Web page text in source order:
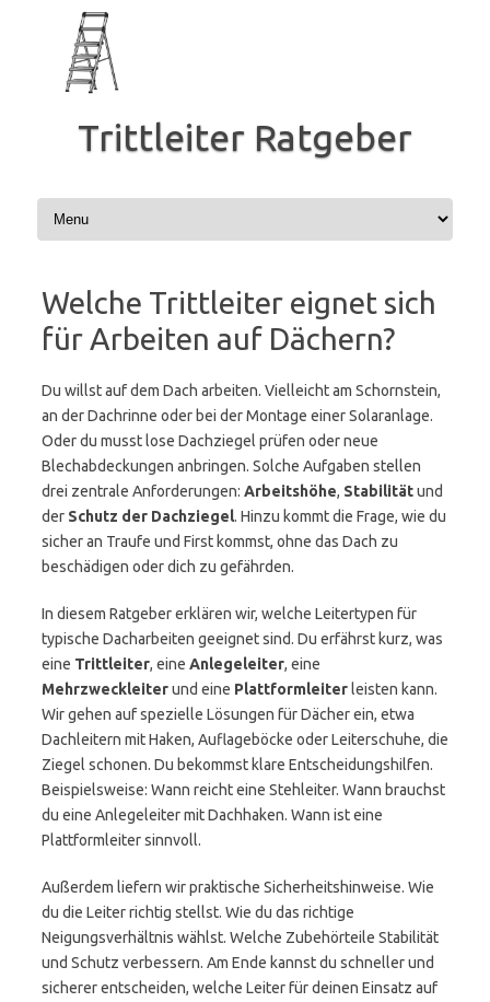
springen
Trittleiter Ratgeber
Welche Trittleiter eignet sich
für Arbeiten auf Dächern?
Du willst auf dem Dach arbeiten. Vielleicht am Schornstein,
an der Dachrinne oder bei der Montage einer Solaranlage.
Oder du musst lose Dachziegel prüfen oder neue
Blechabdeckungen anbringen. Solche Aufgaben stellen
drei zentrale Anforderungen: Arbeitshöhe, Stabilitätund
der Schutz der Dachziegel. Hinzu kommt die Frage, wie du
sicher an Traufe und First kommst, ohne das Dach zu
beschädigen oder dich zu gefährden.
In diesem Ratgeber erklären wir, welche Leitertypen für
typische Dacharbeiten geeignet sind. Du erfährst kurz, was
eine Trittleiter, eine Anlegeleiter, eine
Mehrzweckleiterund eine Plattformleiter leisten kann.
Wir gehen auf spezielle Lösungen für Dächer ein, etwa
Dachleitern mit Haken, Auflageböcke oder Leiterschuhe, die
Ziegel schonen. Du bekommst klare Entscheidungshilfen.
Beispielsweise: Wann reicht eine Stehleiter. Wann brauchst
du eine Anlegeleiter mit Dachhaken. Wann ist eine
Plattformleiter sinnvoll.
Außerdem liefern wir praktische Sicherheitshinweise. Wie
du die Leiter richtig stellst. Wie du das richtige
Neigungsverhältnis wählst. Welche Zubehörteile Stabilität
und Schutz verbessern. Am Ende kannst du schneller und
sicherer entscheiden, welche Leiter für deinen Einsatz auf